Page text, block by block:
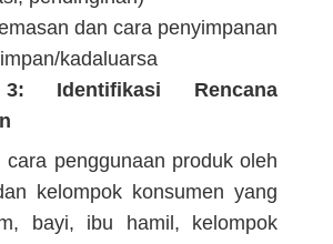
dan cara penyimpanan
kadaluarsa
Identifikasi Rencana
cara penggunaan produk oleh
kelompok konsumen yang
bayi, ibu hamil, kelompok